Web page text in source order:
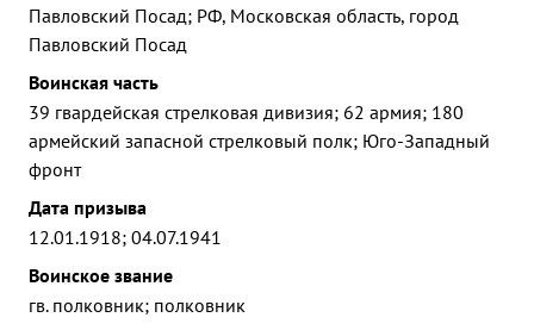
Павловский Посад; РФ, Московская область, город
Павловский Посад
Воинская часть
39 гвардейская стрелковая дивизия; 62 армия; 180
армейский запасной стрелковый полк; Юго-Западный
фронт
Дата призыва
12.01.1918; 04.07.1941
Воинское звание
гв. полковник; полковник